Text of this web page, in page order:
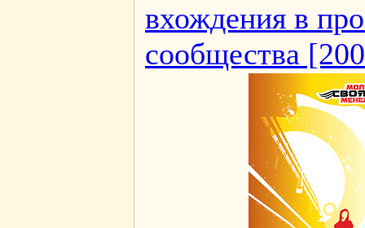
вхождения в
сообщества